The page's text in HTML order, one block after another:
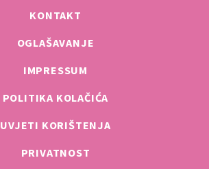
KONTAKT
OGLAŠAVANJE
IMPRESSUM
POLITIKA KOLAČIĆA
UVJETI KORIŠTENJA
PRIVATNOST